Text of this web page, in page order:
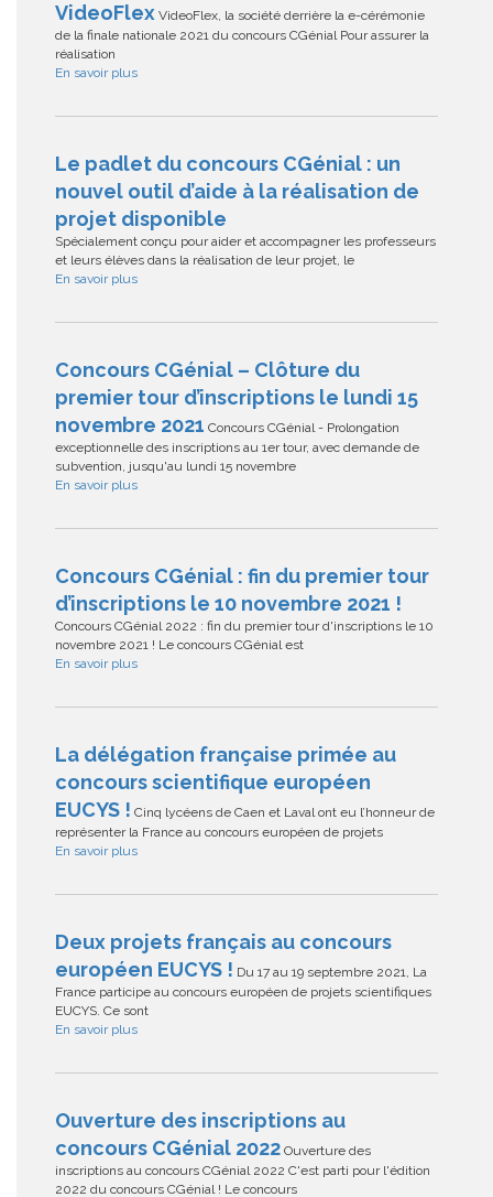
VideoFlex VideoFlex, la société derrière la e-cérémonie
de la finale nationale 2021 du concours CGénial Pour assurer la
réalisation
En savoir plus
Le padlet du concours CGénial : un
nouvel outil d’aide à la réalisation de
projet disponible
Spécialement conçu pour aider et accompagner les professeurs
et leurs élèves dans la réalisation de leur projet, le
En savoir plus
Concours CGénial – Clôture du
premier tour d’inscriptions le lundi 15
novembre 2021 Concours CGénial - Prolongation
exceptionnelle des inscriptions au 1er tour, avec demande de
subvention, jusqu'au lundi 15 novembre
En savoir plus
Concours CGénial : fin du premier tour
d’inscriptions le 10 novembre 2021 !
Concours CGénial 2022 : fin du premier tour d'inscriptions le 10
novembre 2021 ! Le concours CGénial est
En savoir plus
La délégation française primée au
concours scientifique européen
EUCYS ! Cinq lycéens de Caen et Laval ont eu l’honneur de
représenter la France au concours européen de projets
En savoir plus
Deux projets français au concours
européen EUCYS ! Du 17 au 19 septembre 2021, La
France participe au concours européen de projets scientifiques
EUCYS. Ce sont
En savoir plus
Ouverture des inscriptions au
concours CGénial 2022 Ouverture des
inscriptions au concours CGénial 2022 C'est parti pour l'édition
2022 du concours CGénial ! Le concours